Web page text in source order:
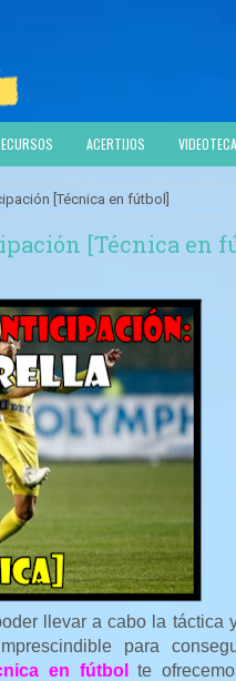
ACERTIJOS VIDEOTECA
[Técnica en fútbol]
[Técnica en
llevar a cabo la táctica
para
en fútbol
te